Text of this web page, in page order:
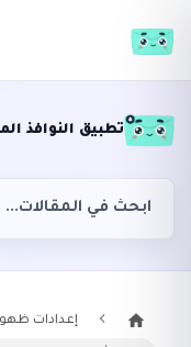
تطبيق النوافذ
إعدادات